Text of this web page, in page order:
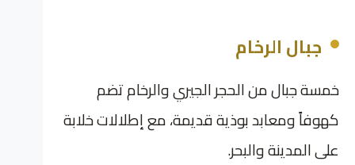
جبال الرخام
خمسة جبال من الحجر الجيري والرخام تضم
كهوفاً ومعابد بوذية قديمة، مع إطلالات خلابة
على المدينة والبحر.